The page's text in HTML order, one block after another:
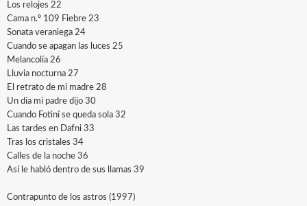
Los relojes 22
Cama n.º 109 Fiebre 23
Sonata veraniega 24
Cuando se apagan las luces 25
Melancolía 26
Lluvia nocturna 27
El retrato de mi madre 28
Un día mi padre dijo 30
Cuando Fotiní se queda sola 32
Las tardes en Dafni 33
Tras los cristales 34
Calles de la noche 36
Así le habló dentro de sus llamas 39
Contrapunto de los astros (1997)